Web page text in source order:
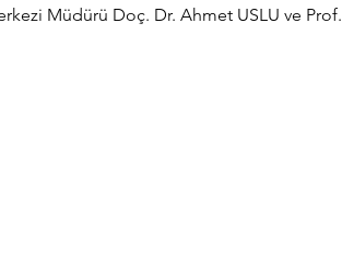
Müdürü Doç. Dr. Ahmet USLU ve Prof.